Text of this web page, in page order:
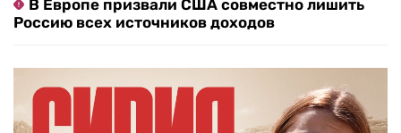
В Европе призвали США совместно лишить
Россию всех источников доходов